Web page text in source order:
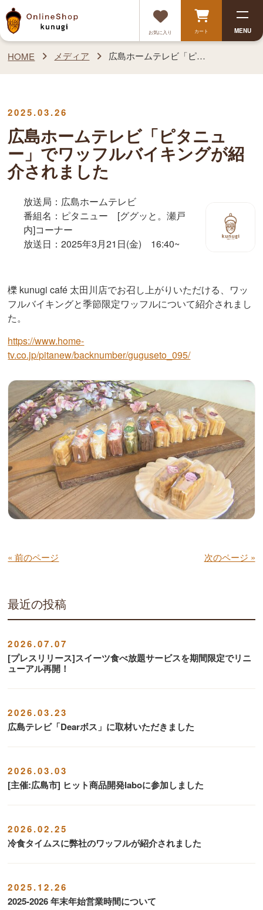
お気に入り カート MENU
HOME メディア 広島ホームテレビ「ピタニュー」でワッフルバイキングが紹介されました
2025.03.26
広島ホームテレビ「ピタニュ
ー」でワッフルバイキングが紹
介されました
放送局：広島ホームテレビ
番組名：ピタニュー [ググッと。瀬戸
内]コーナー
放送日：2025年3月21日(金) 16:40~
櫟 kunugi café 太田川店でお召し上がりいただける、ワッ
フルバイキングと季節限定ワッフルについて紹介されまし
た。
https://www.home-
tv.co.jp/pitanew/backnumber/guguseto_095/
« 前のページ 次のページ »
最近の投稿
2026.07.07
[プレスリリース]スイーツ食べ放題サービスを期間限定でリニ
ューアル再開！
2026.03.23
広島テレビ「Dearボス」に取材いただきました
2026.03.03
[主催:広島市] ヒット商品開発laboに参加しました
2026.02.25
冷食タイムスに弊社のワッフルが紹介されました
2025.12.26
2025-2026 年末年始営業時間について